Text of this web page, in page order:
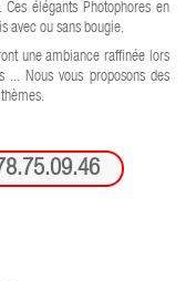
élégants Photophores en
avec ou sans bougie.
une ambiance raffinée lors
... Nous vous proposons des